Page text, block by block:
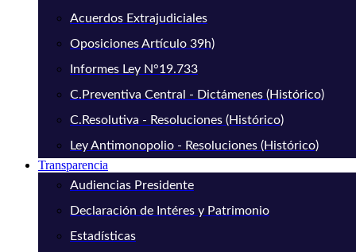
Acuerdos Extrajudiciales
Oposiciones Artículo 39h)
Informes Ley N°19.733
C.Preventiva Central - Dictámenes (Histórico)
C.Resolutiva - Resoluciones (Histórico)
Ley Antimonopolio - Resoluciones (Histórico)
Transparencia
Audiencias Presidente
Declaración de Intéres y Patrimonio
Estadísticas